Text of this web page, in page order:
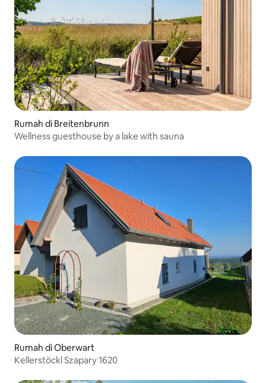
Rumah di Breitenbrunn
Wellness guesthouse by a lake with sauna
Rumah di Oberwart
Kellerstöckl Szapary 1620